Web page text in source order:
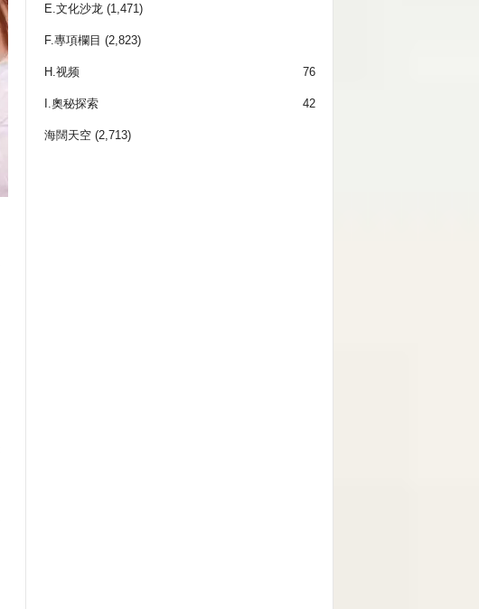
E.文化沙龙 (1,471)
F.專項欄目 (2,823)
H.视频 76
I.奧秘探索 42
海闊天空(2,713)